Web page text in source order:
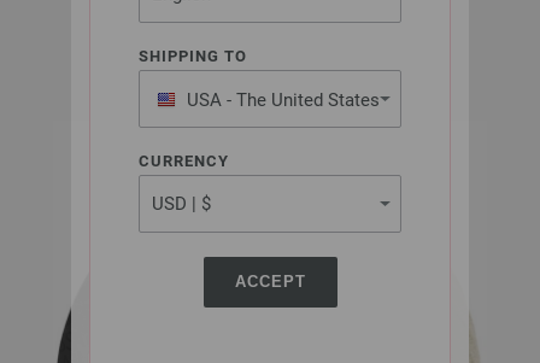
SHIPPING TO
USA - The United States
of America
CURRENCY
ACCEPT